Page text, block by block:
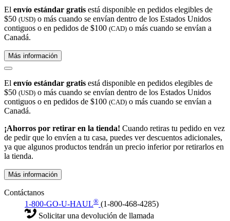
El envío estándar gratis está disponible en pedidos elegibles de
$50 (USD) o más cuando se envían dentro de los Estados Unidos
contiguos o en pedidos de $100 (CAD) o más cuando se envían a
Canadá.
Más información
El envío estándar gratis está disponible en pedidos elegibles de
$50 (USD) o más cuando se envían dentro de los Estados Unidos
contiguos o en pedidos de $100 (CAD) o más cuando se envían a
Canadá.
¡Ahorros por retirar en la tienda! Cuando retiras tu pedido en vez
de pedir que lo envíen a tu casa, puedes ver descuentos adicionales,
ya que algunos productos tendrán un precio inferior por retirarlos en
la tienda.
Más información
Contáctanos
1-800-GO-U-HAUL® (1-800-468-4285)
Solicitar una devolución de llamada